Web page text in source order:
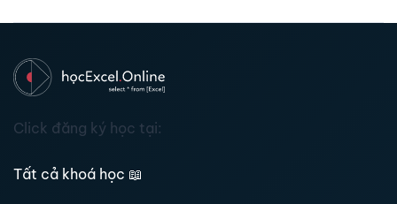
Click đăng ký học tại:
Tất cả khoá học 📖